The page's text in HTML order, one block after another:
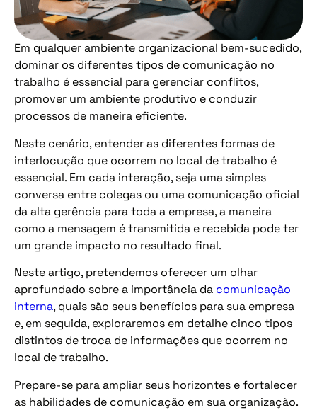
Em qualquer ambiente organizacional bem-sucedido,
dominar os diferentes tipos de comunicação no
trabalho é essencial para gerenciar conflitos,
promover um ambiente produtivo e conduzir
processos de maneira eficiente.
Neste cenário, entender as diferentes formas de
interlocução que ocorrem no local de trabalho é
essencial. Em cada interação, seja uma simples
conversa entre colegas ou uma comunicação oficial
da alta gerência para toda a empresa, a maneira
como a mensagem é transmitida e recebida pode ter
um grande impacto no resultado final.
Neste artigo, pretendemos oferecer um olhar
aprofundado sobre a importância da comunicação
interna, quais são seus benefícios para sua empresa
e, em seguida, exploraremos em detalhe cinco tipos
distintos de troca de informações que ocorrem no
local de trabalho.
Prepare-se para ampliar seus horizontes e fortalecer
as habilidades de comunicação em sua organização.